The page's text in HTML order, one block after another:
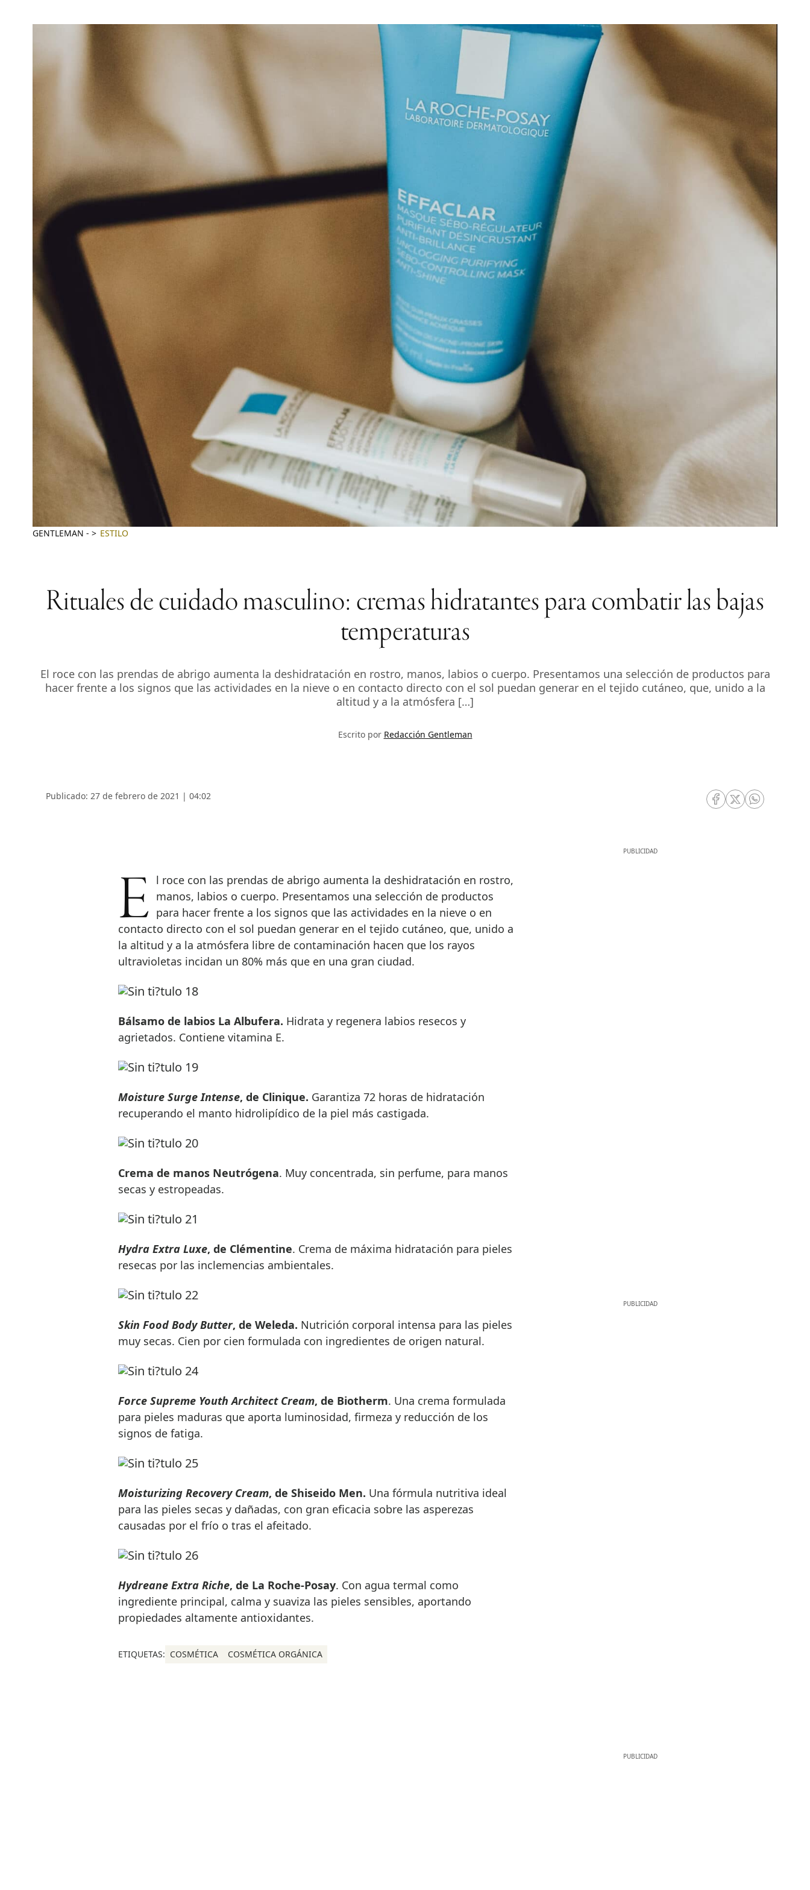
GENTLEMAN - ESTILO
Rituales de cuidado masculino: cremas hidratantes para combatir las bajas
temperaturas
El roce con las prendas de abrigo aumenta la deshidratación en rostro, manos, labios o cuerpo. Presentamos una selección de productos para
hacer frente a los signos que las actividades en la nieve o en contacto directo con el sol puedan generar en el tejido cutáneo, que, unido a la
altitud y a la atmósfera […]
Escrito por Redacción Gentleman
Publicado: 27 de febrero de 2021 | 04:02
RRSS Facebook
RRSS Twitter
RRSS
El roce con las prendas de abrigo aumenta la deshidratación en rostro, manos, labios o cuerpo. Presentamos una selección de productos
para hacer frente a los signos que las actividades en la nieve o en
contacto directo con el sol puedan generar en el tejido cutáneo, que, unido a
la altitud y a la atmósfera libre de contaminación hacen que los rayos
ultravioletas incidan un 80% más que en una gran ciudad.
Bálsamo de labios La Albufera. Hidrata y regenera labios resecos y
agrietados. Contiene vitamina E.
Moisture Surge Intense, de Clinique. Garantiza 72 horas de hidratación
recuperando el manto hidrolipídico de la piel más castigada.
Crema de manos Neutrógena. Muy concentrada, sin perfume, para manos
secas y estropeadas.
Hydra Extra Luxe, de Clémentine. Crema de máxima hidratación para pieles
resecas por las inclemencias ambientales.
Skin Food Body Butter, de Weleda. Nutrición corporal intensa para las pieles
muy secas. Cien por cien formulada con ingredientes de origen natural.
Force Supreme Youth Architect Cream, de Biotherm. Una crema formulada
para pieles maduras que aporta luminosidad, firmeza y reducción de los
signos de fatiga.
Moisturizing Recovery Cream, de Shiseido Men. Una fórmula nutritiva ideal
para las pieles secas y dañadas, con gran eficacia sobre las asperezas
causadas por el frío o tras el afeitado.
Hydreane Extra Riche, de La Roche-Posay. Con agua termal como
ingrediente principal, calma y suaviza las pieles sensibles, aportando
propiedades altamente antioxidantes.
ETIQUETAS: COSMÉTICA COSMÉTICA ORGÁNICA